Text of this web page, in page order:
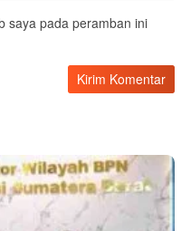
saya pada peramban ini